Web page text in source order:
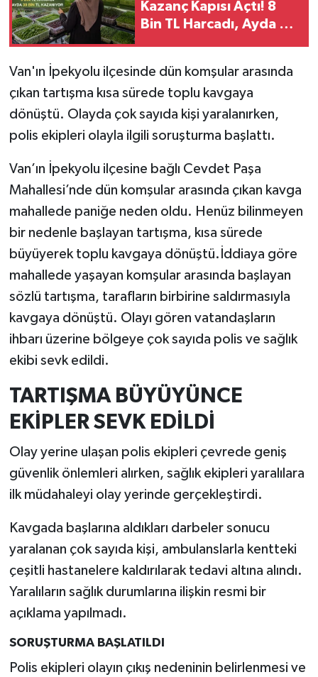
Kazanç Kapısı Açtı! 8
Bin TL Harcadı, Ayda 30
Van'ın İpekyolu ilçesinde dün komşular arasında
çıkan tartışma kısa sürede toplu kavgaya
dönüştü. Olayda çok sayıda kişi yaralanırken,
polis ekipleri olayla ilgili soruşturma başlattı.
Van’ın İpekyolu ilçesine bağlı Cevdet Paşa
Mahallesi’nde dün komşular arasında çıkan kavga
mahallede paniğe neden oldu. Henüz bilinmeyen
bir nedenle başlayan tartışma, kısa sürede
büyüyerek toplu kavgaya dönüştü.İddiaya göre
mahallede yaşayan komşular arasında başlayan
sözlü tartışma, tarafların birbirine saldırmasıyla
kavgaya dönüştü. Olayı gören vatandaşların
ihbarı üzerine bölgeye çok sayıda polis ve sağlık
ekibi sevk edildi.
TARTIŞMA BÜYÜYÜNCE
EKİPLER SEVK EDİLDİ
Olay yerine ulaşan polis ekipleri çevrede geniş
güvenlik önlemleri alırken, sağlık ekipleri yaralılara
ilk müdahaleyi olay yerinde gerçekleştirdi.
Kavgada başlarına aldıkları darbeler sonucu
yaralanan çok sayıda kişi, ambulanslarla kentteki
çeşitli hastanelere kaldırılarak tedavi altına alındı.
Yaralıların sağlık durumlarına ilişkin resmi bir
açıklama yapılmadı.
SORUŞTURMA BAŞLATILDI
Polis ekipleri olayın çıkış nedeninin belirlenmesi ve